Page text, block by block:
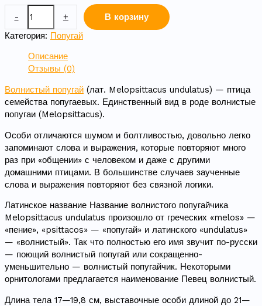
- +
В корзину
Категория: Попугай
Описание
Отзывы (0)
Волнистый попугай (лат. Melopsittacus undulatus) — птица
семейства попугаевых. Единственный вид в роде волнистые
попугаи (Melopsittacus).
Особи отличаются шумом и болтливостью, довольно легко
запоминают слова и выражения, которые повторяют много
раз при «общении» с человеком и даже с другими
домашними птицами. В большинстве случаев заученные
слова и выражения повторяют без связной логики.
Латинское название Название волнистого попугайчика
Melopsittacus undulatus произошло от греческих «melos» —
«пение», «psittacos» — «попугай» и латинского «undulatus»
— «волнистый». Так что полностью его имя звучит по-русски
— поющий волнистый попугай или сокращенно-
уменьшительно — волнистый попугайчик. Некоторыми
орнитологами предлагается наименование Певец волнистый.
Длина тела 17—19,8 см, выставочные особи длиной до 21—